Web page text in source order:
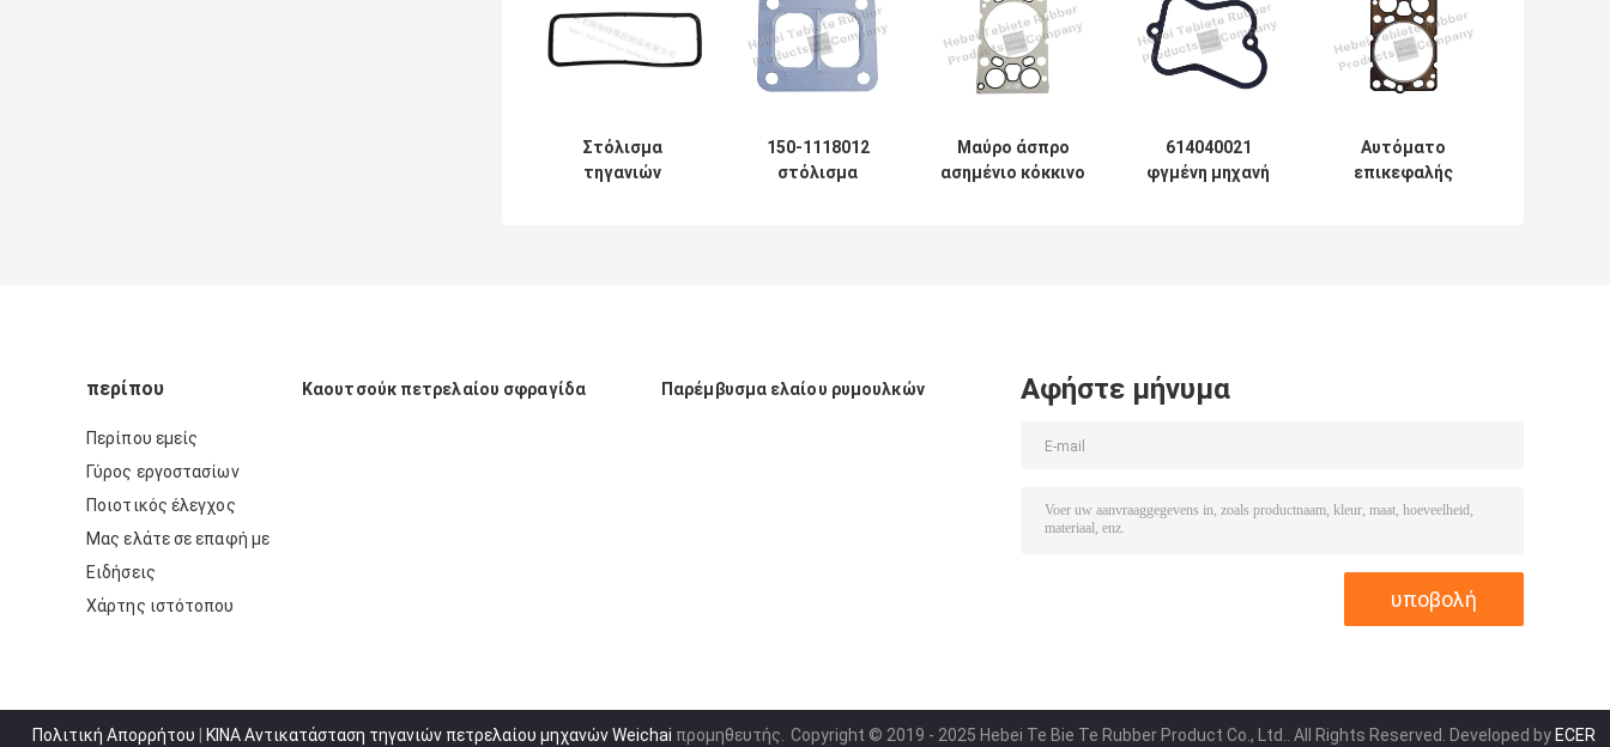
Στόλισμα
τηγανιών
GENLYON
150-1118012
στόλισμα
Μαύρο άσπρο
ασημένιο κόκκινο
614040021
φγμένη μηχανή
Αυτόματο
επικεφαλής
περίπου
Περίπου εμείς
Γύρος εργοστασίων
Ποιοτικός έλεγχος
Μας ελάτε σε επαφή με
Ειδήσεις
Χάρτης ιστότοπου
Καουτσούκ πετρελαίου σφραγίδα Παρέμβυσμα ελαίου ρυμουλκών Αφήστε μήνυμα
Πολιτική Απορρήτου ΚΙΝΑ Αντικατάσταση τηγανιών πετρελαίου μηχανών Weichai προμηθευτής. Copyright © 2019 - 2025 Hebei Te Bie Te Rubber Product Co., Ltd.. All Rights Reserved. Developed by ECER